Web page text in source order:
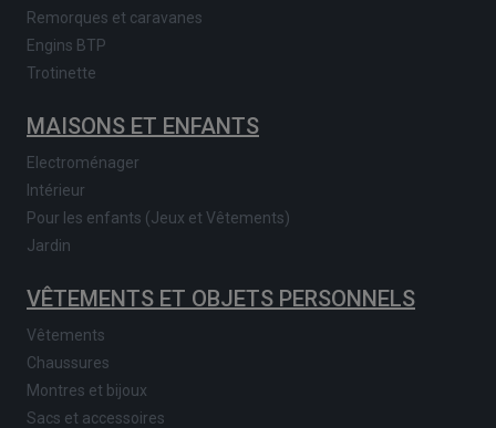
Remorques et caravanes
Engins BTP
Trotinette
MAISONS ET ENFANTS
Electroménager
Intérieur
Pour les enfants (Jeux et Vêtements)
Jardin
VÊTEMENTS ET OBJETS PERSONNELS
Vêtements
Chaussures
Montres et bijoux
Sacs et accessoires